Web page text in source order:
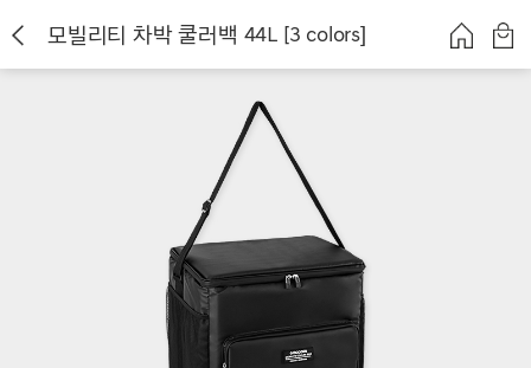
모빌리티 차박 쿨러백 44L [3 colors]